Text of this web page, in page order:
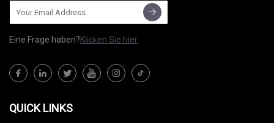
Eine Frage haben?Klicken Sie hier
QUICK LINKS